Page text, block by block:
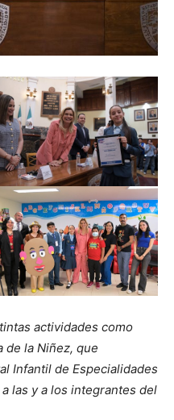
actividades como
de la Niñez, que
Infantil de Especialidades
las y a los integrantes del